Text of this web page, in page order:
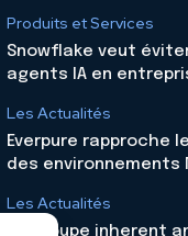
Produits et Services
Snowflake veut
agents IA en
Les Actualités
Everpure rapproche
des environnements
Les Actualités
Le groupe inherent